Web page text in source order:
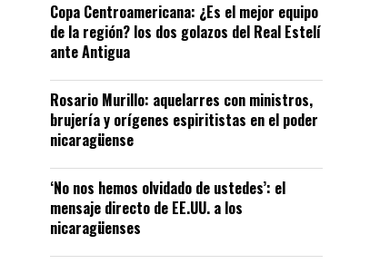
Copa Centroamericana: ¿Es el mejor equipo
de la región? los dos golazos del Real Estelí
ante Antigua
Rosario Murillo: aquelarres con ministros,
brujería y orígenes espiritistas en el poder
nicaragüense
‘No nos hemos olvidado de ustedes’: el
mensaje directo de EE.UU. a los
nicaragüenses